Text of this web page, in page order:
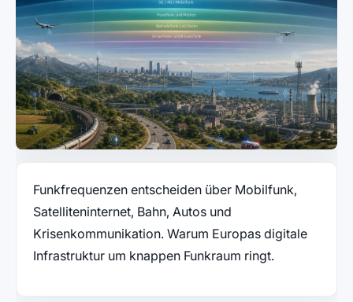
Funkfrequenzen entscheiden über Mobilfunk,
Satelliteninternet, Bahn, Autos und
Krisenkommunikation. Warum Europas digitale
Infrastruktur um knappen Funkraum ringt.